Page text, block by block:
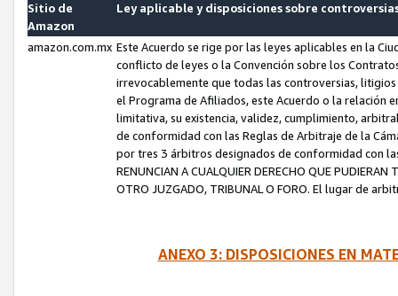
Sitio de
Amazon
Ley aplicable y disposiciones sobre
amazon.com.mx Este Acuerdo se rige por las leyes aplicables en la
conflicto de leyes o la Convención sobre los
irrevocablemente que todas las controversias,
el Programa de Afiliados, este Acuerdo o la relación
limitativa, su existencia, validez, cumplimiento,
de conformidad con las Reglas de Arbitraje de la
por tres 3 árbitros designados de conformidad con las
RENUNCIAN A CUALQUIER DERECHO QUE
OTRO JUZGADO, TRIBUNAL O FORO. El lugar de
ANEXO 3: DISPOSICIONES EN